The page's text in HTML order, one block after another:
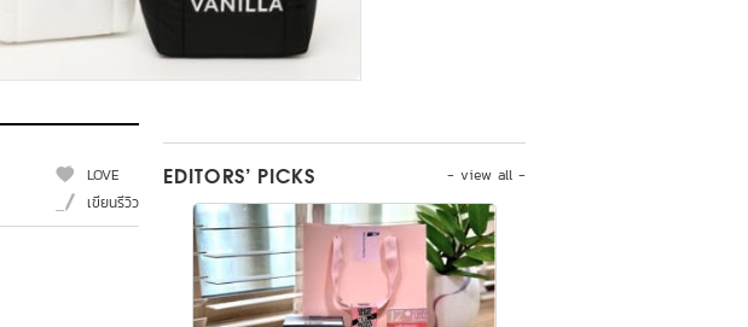
LOVE
เขียนรีวิว
- view all -
EDITORS’ PICKS